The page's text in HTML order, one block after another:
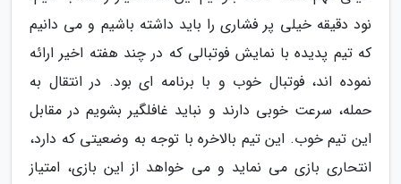
نود دقیقه خیلی پر فشاری را باید داشته باشیم و می دانیم
که تیم پدیده با نمایش فوتبالی که در چند هفته اخیر ارائه
نموده اند، فوتبال خوب و با برنامه ای بود. در انتقال به
حمله، سرعت خوبی دارند و نباید غافلگیر بشویم در مقابل
این تیم خوب. این تیم بالاخره با توجه به وضعیتی که دارد،
انتحاری بازی می نماید و می خواهد از این بازی، امتیاز